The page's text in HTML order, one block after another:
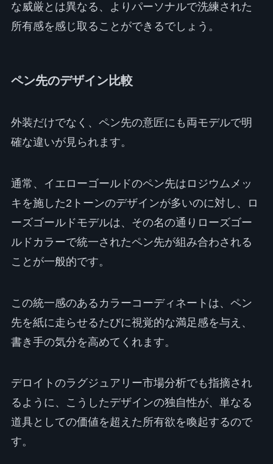
な威厳とは異なる、よりパーソナルで洗練された
所有感を感じ取ることができるでしょう。
ペン先のデザイン比較
外装だけでなく、ペン先の意匠にも両モデルで明
確な違いが見られます。
通常、イエローゴールドのペン先はロジウムメッ
キを施した2トーンのデザインが多いのに対し、ロ
ーズゴールドモデルは、その名の通りローズゴー
ルドカラーで統一されたペン先が組み合わされる
ことが一般的です。
この統一感のあるカラーコーディネートは、ペン
先を紙に走らせるたびに視覚的な満足感を与え、
書き手の気分を高めてくれます。
デロイトのラグジュアリー市場分析でも指摘され
るように、こうしたデザインの独自性が、単なる
道具としての価値を超えた所有欲を喚起するので
す。